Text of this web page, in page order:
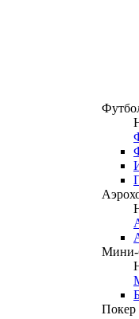
Мини-
Покер